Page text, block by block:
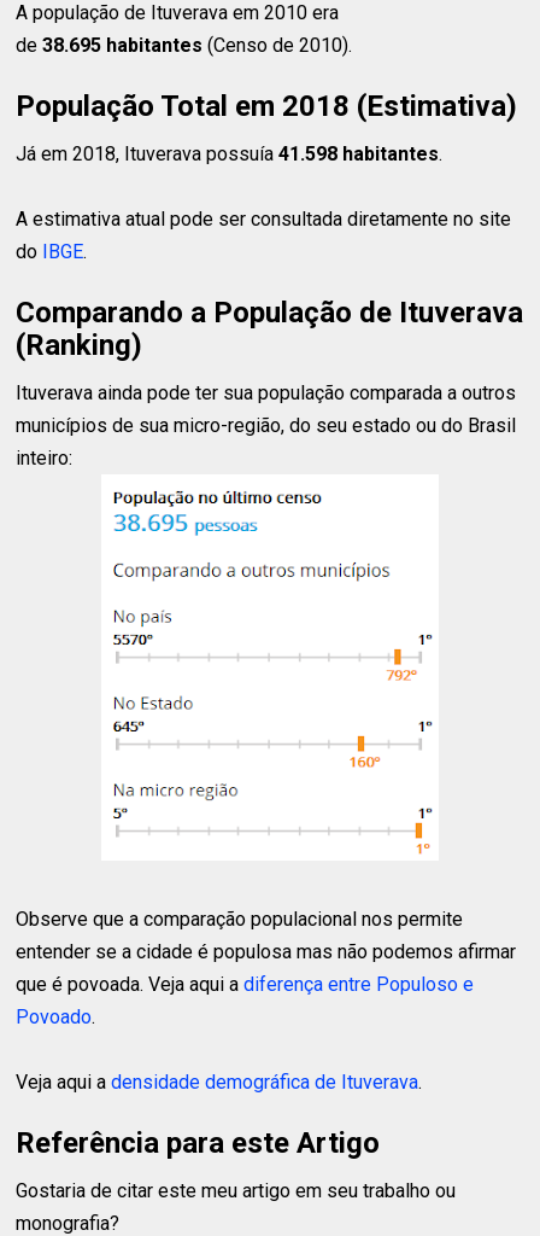
A população de Ituverava em 2010 era
de38.695 habitantes(Censo de 2010).
População Total em 2018 (Estimativa)
Já em 2018, Ituverava possuía41.598 habitantes.
A estimativa atual pode ser consultada diretamente no site
do IBGE.
Comparando a População de Ituverava
(Ranking)
Ituverava ainda pode ter sua população comparada a outros
municípios de sua micro-região, do seu estado ou do Brasil
inteiro:
Observe que a comparação populacional nos permite
entender se a cidade é populosa mas não podemos afirmar
que é povoada. Veja aqui adiferença entre Populoso e
Povoado.
Veja aqui adensidade demográfica de Ituverava.
Referência para este Artigo
Gostaria de citar este meu artigo em seu trabalho ou
monografia?